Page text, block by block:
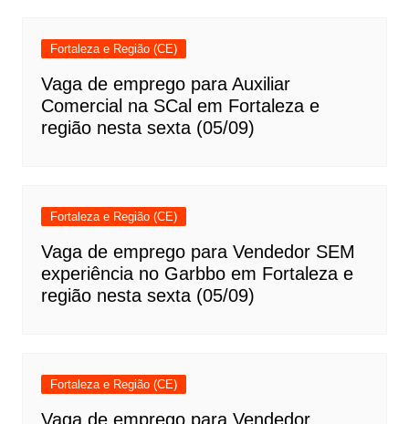
Fortaleza e Região (CE)
Vaga de emprego para Auxiliar
Comercial na SCal em Fortaleza e
região nesta sexta (05/09)
Fortaleza e Região (CE)
Vaga de emprego para Vendedor SEM
experiência no Garbbo em Fortaleza e
região nesta sexta (05/09)
Fortaleza e Região (CE)
Vaga de emprego para Vendedor